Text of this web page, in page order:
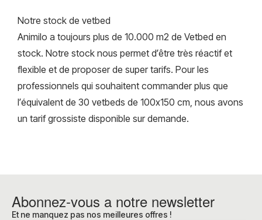
Notre stock de vetbed
Animilo a toujours plus de 10.000 m2 de Vetbed en
stock. Notre stock nous permet d’être très réactif et
flexible et de proposer de super tarifs. Pour les
professionnels qui souhaitent commander plus que
l’équivalent de 30 vetbeds de 100x150 cm, nous avons
un tarif grossiste disponible sur demande.
Abonnez-vous a notre newsletter
Et ne manquez pas nos meilleures offres !